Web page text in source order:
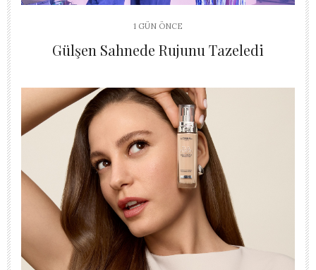
1 GÜN ÖNCE
Gülşen Sahnede Rujunu Tazeledi